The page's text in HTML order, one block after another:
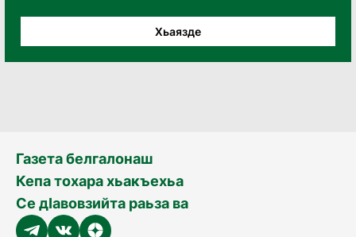
Хьаязде
Газета белгалонаш
Кепа тохара хьакъехьа
Се дӀавовзийта раьза ва